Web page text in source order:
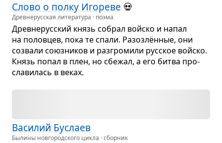
Слово о полку Иго­реве 💀
Древне­русская литература · поэма
Древ­не­рус­ский князь собрал войско и напал
на полов­цев, пока те спали. Разо­злён­ные, они
созвали союз­ни­ков и раз­гро­мили рус­ское войско.
Князь попал в плен, но сбе­жал, а его битва про­
сла­ви­лась в веках.
Васи­лий Буслаев
Былины новгородского цикла · сборник